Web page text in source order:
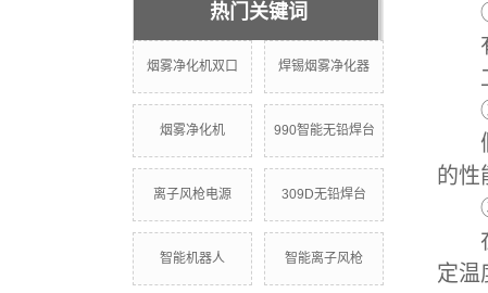
热门关键词
烟雾净化机双口 焊锡烟雾净化器
烟雾净化机 990智能无铅焊台
离子风枪电源 309D无铅焊台
智能机器人 智能离子风枪
①
有
工
②
假
的性
③
在
定温